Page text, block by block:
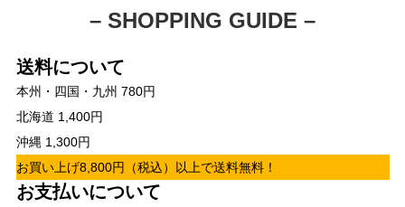
– SHOPPING GUIDE –
送料について
本州・四国・九州 780円
北海道 1,400円
沖縄 1,300円
お買い上げ8,800円（税込）以上で送料無料！
お支払いについて